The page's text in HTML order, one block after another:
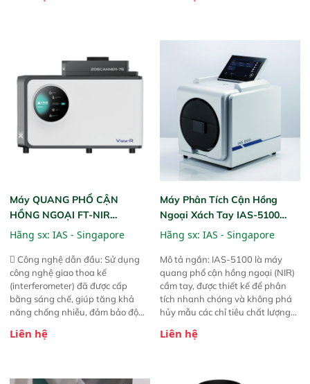
thức ăn chăn nuôi, nguyên liệu
thực phẩm, nông sản,..
năng theo dõi thông số theo thời
gian thực và trực quan hóa dữ
liệu để tăng chỉ số ROI cho doanh
Máy QUANG PHỔ CẬN
HỒNG NGOẠI FT-NIR
Analyzer Vista-R
Hãng sx: IAS - Singapore
 Công nghệ dẫn đầu: Sử dụng
công nghệ giao thoa kế
(interferometer) đã được cấp
bằng sáng chế, giúp tăng khả
năng chống nhiễu, đảm bảo độ
Phạm vi ứng dụng rộng: Đáp ứng
ngành công nghiệp khác nhau. 
Liên hệ
Máy Phân Tích Cận Hồng
Ngoại Xách Tay IAS-5100
(Portable NIR Analyzer)
Hãng sx: IAS - Singapore
Mô tả ngắn: IAS-5100 là máy
quang phổ cận hồng ngoại (NIR)
cầm tay, được thiết kế để phân
tích nhanh chóng và không phá
hủy mẫu các chỉ tiêu chất lượng
Thiết bị linh hoạt cho nhiều kịch
trực tiếp ngoài đồng ruộng.
Liên hệ